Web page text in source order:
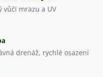
vůči mrazu a UV
drenáž, rychlé osazení